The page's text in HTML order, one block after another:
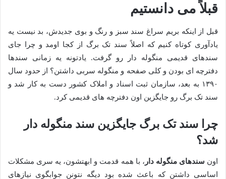
قبلاً می دانستیم
قبل از اینکه بریم سراغ سند سبز و رنگ و بوی جدیدش، بد نیست یه
یادآوری کوتاه کنیم که اصلاً سند تک برگ از کجا اومد و چرا جای
سندهای قدیمی منگوله دار رو گرفت. یادتونه یه زمانی سندها
دفترچه ای بودن و کلی صفحه و منگوله سربی داشتن؟ از حدود سال
۱۳۹۰ به بعد، سازمان ثبت اسناد و املاک کشور دست به کار شد و
سند تک برگ رو جایگزین اون دفترچه های قدیمی کرد.
چرا سند تک برگ جایگزین سند منگوله دار
شد؟
اون سندهای منگوله دار ، با همه قدمت و ابهتشون، یه سری مشکلات
اساسی داشتن که باعث شده بود دیگه نتونن جوابگوی نیازهای